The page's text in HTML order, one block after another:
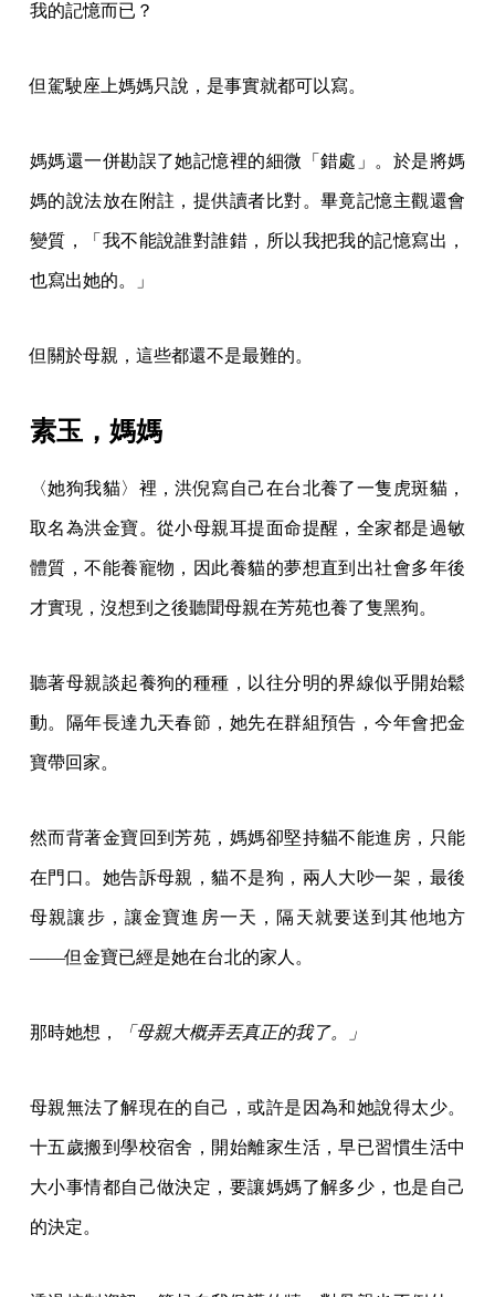
我的記憶而已？
但駕駛座上媽媽只說，是事實就都可以寫。
媽媽還一併勘誤了她記憶裡的細微「錯處」。於是將媽
媽的說法放在附註，提供讀者比對。畢竟記憶主觀還會
變質，「我不能說誰對誰錯，所以我把我的記憶寫出，
也寫出她的。」
但關於母親，這些都還不是最難的。
素玉，媽媽
〈她狗我貓〉裡，洪倪寫自己在台北養了一隻虎斑貓，
取名為洪金寶。從小母親耳提面命提醒，全家都是過敏
體質，不能養寵物，因此養貓的夢想直到出社會多年後
才實現，沒想到之後聽聞母親在芳苑也養了隻黑狗。
聽著母親談起養狗的種種，以往分明的界線似乎開始鬆
動。隔年長達九天春節，她先在群組預告，今年會把金
寶帶回家。
然而背著金寶回到芳苑，媽媽卻堅持貓不能進房，只能
在門口。她告訴母親，貓不是狗，兩人大吵一架，最後
母親讓步，讓金寶進房一天，隔天就要送到其他地方
——但金寶已經是她在台北的家人。
那時她想， 「母親大概弄丟真正的我了。」
母親無法了解現在的自己，或許是因為和她說得太少。
十五歲搬到學校宿舍，開始離家生活，早已習慣生活中
大小事情都自己做決定，要讓媽媽了解多少，也是自己
的決定。